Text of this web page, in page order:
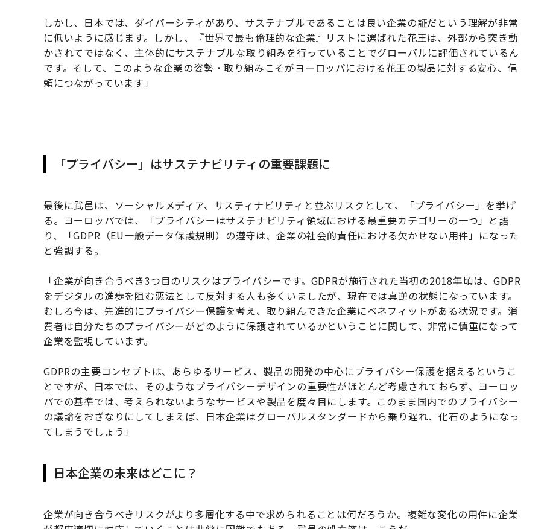
しかし、日本では、ダイバーシティがあり、サステナブルであることは良い企業の証だという理解が非常
に低いように感じます。しかし、『世界で最も倫理的な企業』リストに選ばれた花王は、外部から突き動
かされてではなく、主体的にサステナブルな取り組みを行っていることでグローバルに評価されているん
です。そして、このような企業の姿勢・取り組みこそがヨーロッパにおける花王の製品に対する安心、信
頼につながっています」
「プライバシー」はサステナビリティの重要課題に
最後に武邑は、ソーシャルメディア、サスティナビリティと並ぶリスクとして、「プライバシー」を挙げ
る。ヨーロッパでは、「プライバシーはサステナビリティ領域における最重要カテゴリーの一つ」と語
り、「GDPR（EU一般データ保護規則）の遵守は、企業の社会的責任における欠かせない用件」になった
と強調する。
「企業が向き合うべき3つ目のリスクはプライバシーです。GDPRが施行された当初の2018年頃は、GDPR
をデジタルの進歩を阻む悪法として反対する人も多くいましたが、現在では真逆の状態になっています。
むしろ今は、先進的にプライバシー保護を考え、取り組んできた企業にベネフィットがある状況です。消
費者は自分たちのプライバシーがどのように保護されているかということに関して、非常に慎重になって
企業を監視しています。
GDPRの主要コンセプトは、あらゆるサービス、製品の開発の中心にプライバシー保護を据えるというこ
とですが、日本では、そのようなプライバシーデザインの重要性がほとんど考慮されておらず、ヨーロッ
パでの基準では、考えられないようなサービスや製品を度々目にします。このまま国内でのプライバシー
の議論をおざなりにしてしまえば、日本企業はグローバルスタンダードから乗り遅れ、化石のようになっ
てしまうでしょう」
日本企業の未来はどこに？
企業が向き合うべきリスクがより多層化する中で求められることは何だろうか。複雑な変化の用件に企業